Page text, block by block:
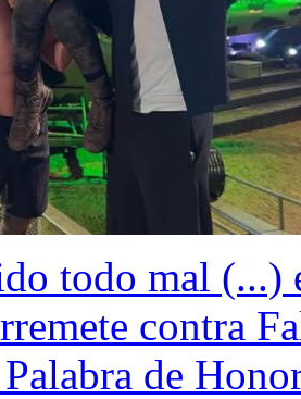
todo mal (...)
contra
de